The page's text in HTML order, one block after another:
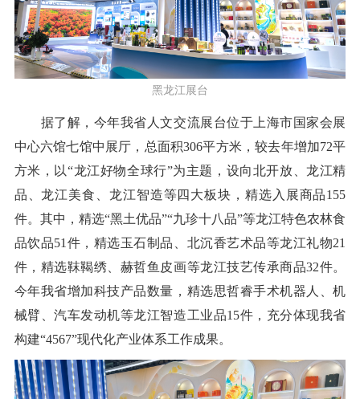
黑龙江展台
据了解，今年我省人文交流展台位于上海市国家会展
中心六馆七馆中展厅，总面积306平方米，较去年增加72平
方米，以“龙江好物全球行”为主题，设向北开放、龙江精
品、龙江美食、龙江智造等四大板块，精选入展商品155
件。其中，精选“黑土优品”“九珍十八品”等龙江特色农林食
品饮品51件，精选玉石制品、北沉香艺术品等龙江礼物21
件，精选靺鞨绣、赫哲鱼皮画等龙江技艺传承商品32件。
今年我省增加科技产品数量，精选思哲睿手术机器人、机
械臂、汽车发动机等龙江智造工业品15件，充分体现我省
构建“4567”现代化产业体系工作成果。